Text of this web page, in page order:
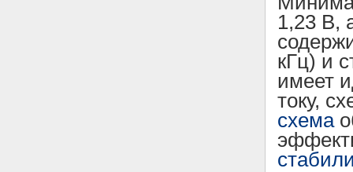
1,23 В,
кГц) и
имеет
току,
схема